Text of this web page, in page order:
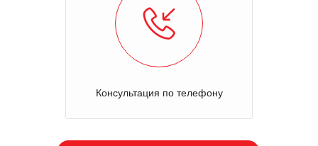
Консультация по телефону